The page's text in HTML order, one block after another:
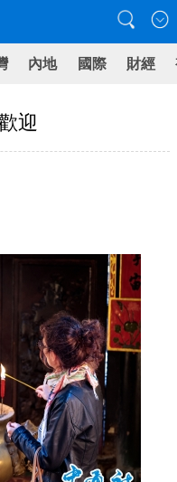
內地 國際 財經
迎